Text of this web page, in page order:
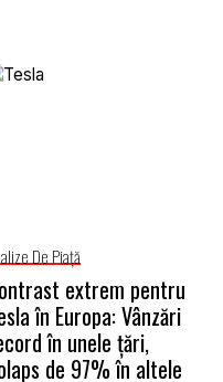
De Piață
extrem pentru
în Europa: Vânzări
în unele țări,
de 97% în altele